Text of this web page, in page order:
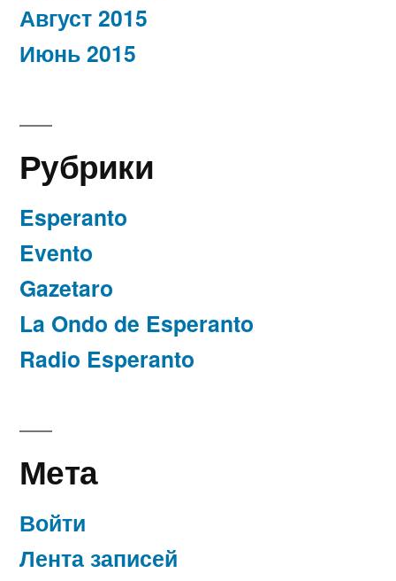
Август 2015
Июнь 2015
Рубрики
Esperanto
Evento
Gazetaro
La Ondo de Esperanto
Radio Esperanto
Мета
Войти
Лента записей